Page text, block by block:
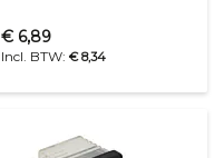
Price
€ 8,34
€ 6,89